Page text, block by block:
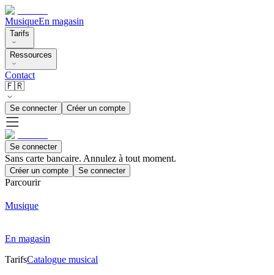
MusiqueEn magasin
Tarifs
Ressources
Contact
🇫🇷
Se connecter Créer un compte
Se connecter
Sans carte bancaire. Annulez à tout moment.
Créer un compte Se connecter
Parcourir
Musique
En magasin
TarifsCatalogue musical